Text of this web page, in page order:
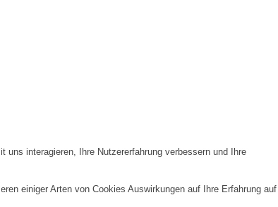
interagieren, Ihre Nutzererfahrung verbessern und Ihre
einiger Arten von Cookies Auswirkungen auf Ihre Erfahrung auf